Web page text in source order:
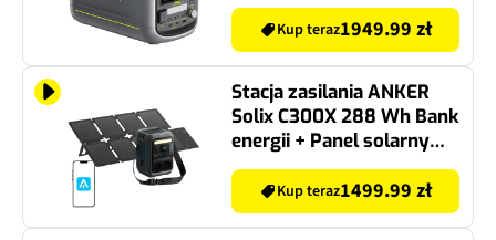
Kup teraz1949.99 zł
Stacja zasilania ANKER
Solix C300X 288 Wh Bank
energii + Panel solarny
PS60 60W
Kup teraz1499.99 zł